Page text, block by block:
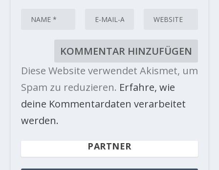
Diese Website verwendet Akismet, um
Spam zu reduzieren. Erfahre, wie
deine Kommentardaten verarbeitet
werden.
PARTNER